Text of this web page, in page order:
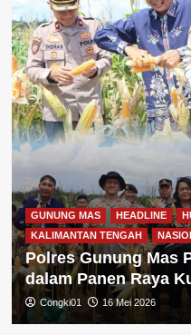
GUNUNG MAS HEADLINE
KALIMANTAN TENGAH
Polres Gunung Mas
dalam Panen Raya
Congki01 16 Mei 2026